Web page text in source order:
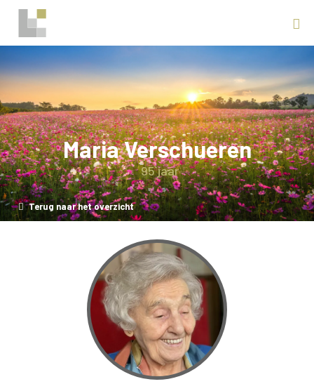
Maria Verschueren
95 jaar
Terug naar het overzicht